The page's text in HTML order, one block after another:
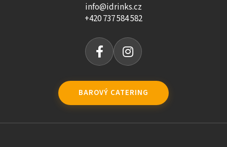
info@idrinks.cz
+420 737 584 582
BAROVÝ CATERING